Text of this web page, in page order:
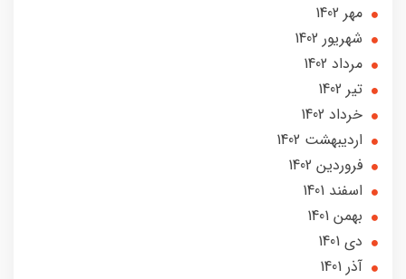
مهر 1402
شهریور 1402
مرداد 1402
تير 1402
خرداد 1402
ارديبهشت 1402
فروردین 1402
اسفند 1401
بهمن 1401
دی 1401
آذر 1401